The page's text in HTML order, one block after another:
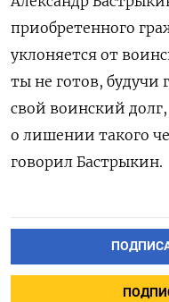
приобретенного
уклоняется от
ты не готов,
свой воинский
о лишении такого
говорил Бастрыкин.